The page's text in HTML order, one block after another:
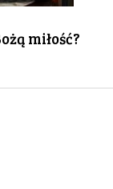
miłość?